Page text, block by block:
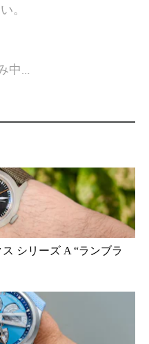
。
中…
シリーズ A “ランブラ